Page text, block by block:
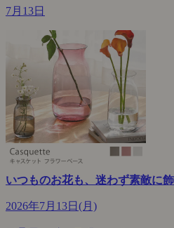
7月13日
いつものお花も、迷わず素敵に
2026年7月13日(月)